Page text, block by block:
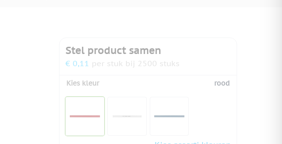
Stel product samen
€ 0,11 per stuk bij 2500 stuks
Kies kleur rood